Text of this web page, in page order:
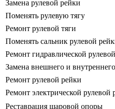
Замена рулевой рейки
Поменять рулевую тягу
Ремонт рулевой тяги
Поменять сальник рулевой
Ремонт гидравлической
Замена внешнего и
Ремонт рулевой рейки
Ремонт электрической рулевой
Реставрация шаровой опоры